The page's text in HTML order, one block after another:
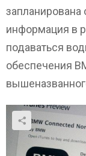
запланирована
информация в
подаваться
обеспечения